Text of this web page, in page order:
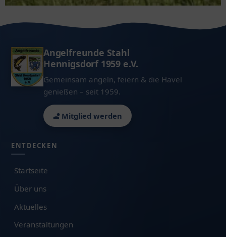
Angelfreunde Stahl
Hennigsdorf 1959 e.V.
Gemeinsam angeln, feiern & die Havel
genießen – seit 1959.
Mitglied werden
ENTDECKEN
Startseite
Über uns
Aktuelles
Veranstaltungen